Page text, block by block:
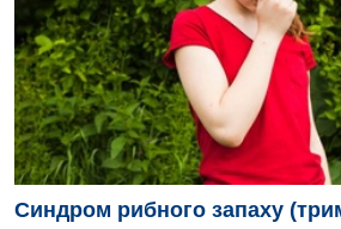
Ревматологія
Терапія
Травматологія і ортопедія
Урологія
Фізіотерапія
Синдром рибного запаху